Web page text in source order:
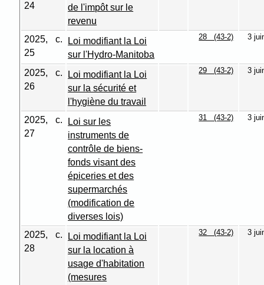
24
de l'impôt sur le
revenu
2025, c.
25
Loi modifiant la Loi
sur l'Hydro-Manitoba
28 (43-2) 3
2025, c.
26
Loi modifiant la Loi
sur la sécurité et
l'hygiène du travail
29 (43-2) 3
2025, c.
27
Loi sur les
instruments de
contrôle de biens-
fonds visant des
épiceries et des
supermarchés
(modification de
diverses lois)
31 (43-2) 3
2025, c.
28
Loi modifiant la Loi
sur la location à
usage d'habitation
(mesures
32 (43-2) 3